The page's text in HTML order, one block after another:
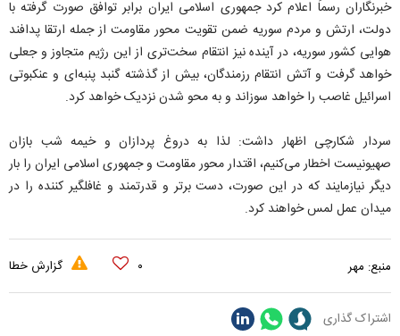
خبرنگاران رسماً اعلام کرد جمهوری اسلامی ایران برابر توافق صورت گرفته با
دولت، ارتش و مردم سوریه ضمن تقویت محور مقاومت از جمله ارتقا پدافند
هوایی کشور سوریه، در آینده نیز انتقام سخت‌تری از این رژیم متجاوز و جعلی
خواهد گرفت و آتش انتقام رزمندگان، بیش از گذشته گنبد پنبه‌ای و عنکبوتی
اسرائیل غاصب را خواهد سوزاند و به محو شدن نزدیک خواهد کرد.
سردار شکارچی اظهار داشت: لذا به دروغ پردازان و خیمه شب بازان
صهیونیست اخطار می‌کنیم، اقتدار محور مقاومت و جمهوری اسلامی ایران را بار
دیگر نیازمایند که در این صورت، دست برتر و قدرتمند و غافلگیر کننده را در
میدان عمل لمس خواهند کرد.
منبع: مهر ۰ گزارش خطا
اشتراک گذاری